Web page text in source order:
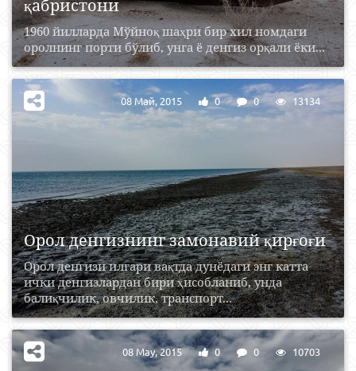
қабристони
1960 йилларда Мўйноқ шаҳри бир хил номдаги
оролнинг порти бўлиб, унга ё денгиз орқали ёки...
Орол денгизнинг замонавий қирғоғи
Орол денгизи илгари вақтда дунёдаги энг катта
ички денгизлардан бири ҳисобланиб, унда
балиқчилик, овчилик, транспорт...
08 Май, 2015 0 0 13134
08 May, 2015 0 0 10703